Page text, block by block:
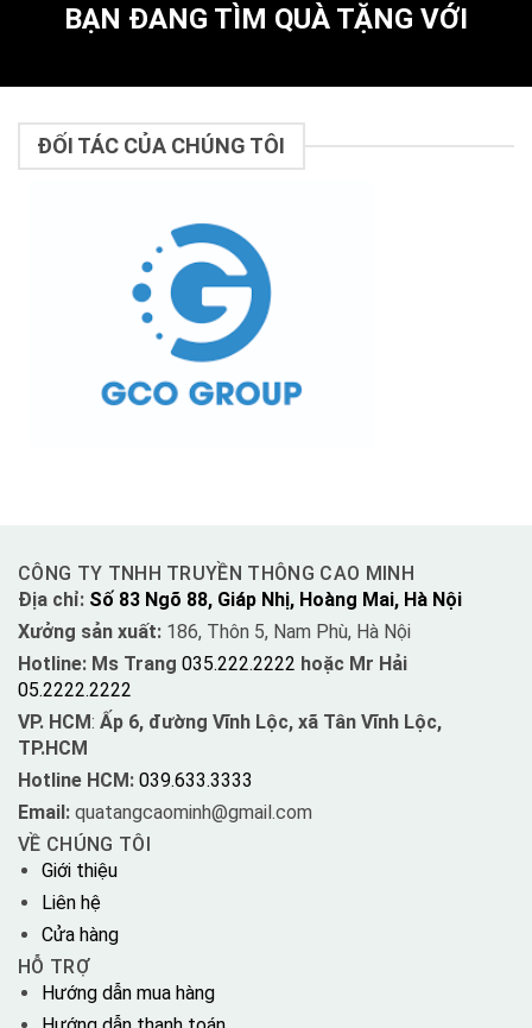
BẠN ĐANG TÌM QUÀ TẶNG VỚI
ĐỐI TÁC CỦA CHÚNG TÔI
CÔNG TY TNHH TRUYỀN THÔNG CAO MINH
Địa chỉ: Số 83 Ngõ 88, Giáp Nhị, Hoàng Mai, Hà Nội
Xưởng sản xuất: 186, Thôn 5, Nam Phù, Hà Nội
Hotline: Ms Trang 035.222.2222 hoặc Mr Hải
05.2222.2222
VP. HCM: Ấp 6, đường Vĩnh Lộc, xã Tân Vĩnh Lộc,
TP.HCM
Hotline HCM: 039.633.3333
Email: quatangcaominh@gmail.com
VỀ CHÚNG TÔI
Giới thiệu
Liên hệ
Cửa hàng
HỖ TRỢ
Hướng dẫn mua hàng